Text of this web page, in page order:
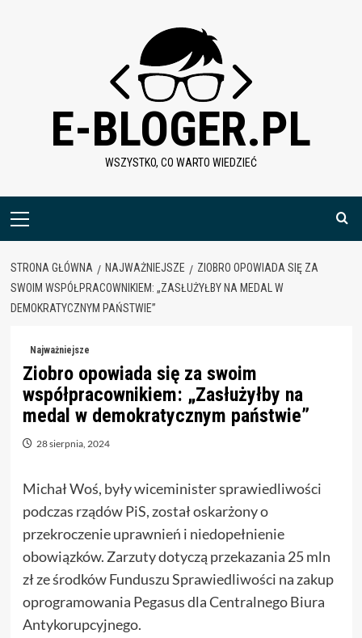
E-BLOGER.PL
WSZYSTKO, CO WARTO WIEDZIEĆ
Menu
STRONA GŁÓWNA NAJWAŻNIEJSZE
ZIOBRO OPOWIADA SIĘ ZA
SWOIM WSPÓŁPRACOWNIKIEM: „ZASŁUŻYŁBY NA MEDAL W
DEMOKRATYCZNYM PAŃSTWIE”
Najważniejsze
Ziobro opowiada się za swoim
współpracownikiem: „Zasłużyłby na
medal w demokratycznym państwie”
28 sierpnia, 2024
Michał Woś, były wiceminister sprawiedliwości
podczas rządów PiS, został oskarżony o
przekroczenie uprawnień i niedopełnienie
obowiązków. Zarzuty dotyczą przekazania 25 mln
zł ze środków Funduszu Sprawiedliwości na zakup
oprogramowania Pegasus dla Centralnego Biura
Antykorupcyjnego.